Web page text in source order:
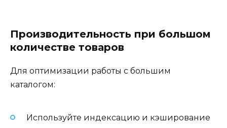
Производительность при большом
количестве товаров
Для оптимизации работы с большим
каталогом:
Используйте индексацию и кэширование